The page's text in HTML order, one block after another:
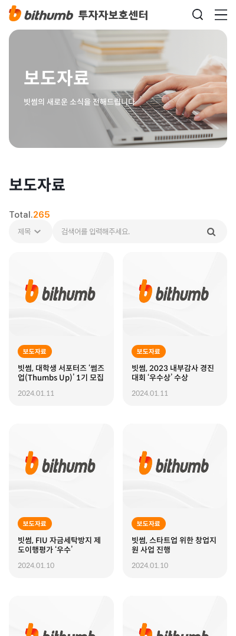
보도자료
빗썸의 새로운 소식을 전해드립니다
보도자료
Total.265
보도자료
빗썸, 대학생 서포터즈 ‘썸즈
업(Thumbs Up)’ 1기 모집
2024.01.11
보도자료
빗썸, 2023 내부감사 경진
대회 ‘우수상’ 수상
2024.01.11
보도자료
빗썸, FIU 자금세탁방지 제
도이행평가 ‘우수’
2024.01.10
보도자료
빗썸, 스타트업 위한 창업지
원 사업 진행
2024.01.10